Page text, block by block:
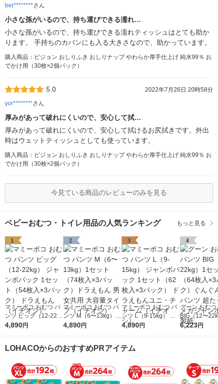
ber********さん
小さな孫がいるので、持ち運びできる濡れ…
小さな孫がいるので、持ち運びできる濡れティッシュはとても助か
ります。 手持ちのカバンにも入る大きさなので、助かっています。
購入商品：ピジョン おしりふき おしりナップ やわらか厚手仕上げ 純水99％ お
でかけ用（30枚×2個パック）
5.0
2022年7月26日 20時58分
yor********さん
厚みがあって破れにくいので、安心して拭…
厚みがあって破れにくいので、安心して拭けるお尻拭きです。外出
時はウェットティッシュとしても使っています。
購入商品：ピジョン おしりふき おしりナップ やわらか厚手仕上げ 純水99％ お
でかけ用（30枚×2個パック）
今見ている商品のレビューのみを見る
ベビーおむつ・トイレ用品の人気ランキング もっと見る
1
マミーポコ おむつ パ
ンツ ビッグ（12-22k
g） ジャンボパック 1
（イチオシ）
4,890円
2
マミーポコ おむつ パ
ンツ M（6〜13kg）1
セット（74枚入×3パ
（イチオシ）
4,890円
3
マミーポコ おむつ パ
ンツ L（9-15kg） ジ
ャンボパック 1セット
ーム（イチオシ）
4,890円
4
グーン おむ
BIG（12〜
ット（64枚入
6,223円
LOHACOからのおすすめPRアイテム